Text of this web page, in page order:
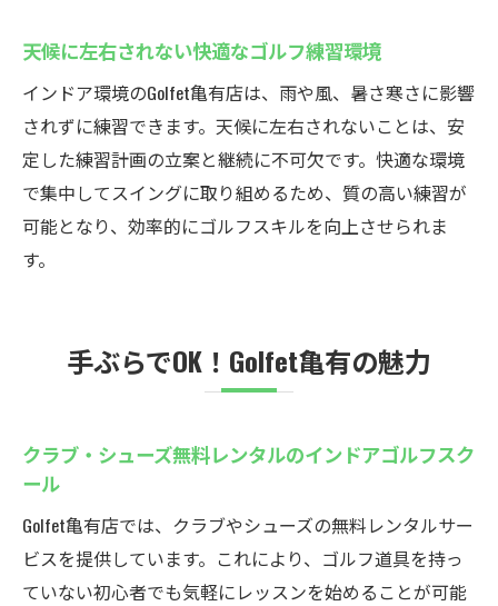
経験豊富なコーチによるマンツーマンレッ
インドアゴルフスクールGolfet亀有の独自指
導法
スイング解析で科学的にゴルフを学べる環
境
定額通い放題のインドアゴルフスクールの
好きなだけ練習できる通い放題プランの活
上達を実感できる継続的なゴルフ練習環境
無理なく続けられる通い放題と個別指導の
組み合わせ
天候に左右されない快適なゴルフ練習環境
インドア環境のGolfet亀有店は、雨や風、暑さ寒さに影響
されずに練習できます。天候に左右されないことは、安
定した練習計画の立案と継続に不可欠です。快適な環境
で集中してスイングに取り組めるため、質の高い練習が
可能となり、効率的にゴルフスキルを向上させられま
す。
手ぶらでOK！Golfet亀有の魅力
クラブ・シューズ無料レンタルのインドアゴルフスク
ール
Golfet亀有店では、クラブやシューズの無料レンタルサー
ビスを提供しています。これにより、ゴルフ道具を持っ
ていない初心者でも気軽にレッスンを始めることが可能